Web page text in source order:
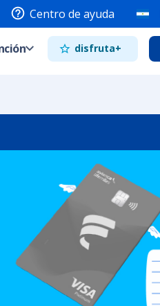
Centro de ayuda
disfruta+